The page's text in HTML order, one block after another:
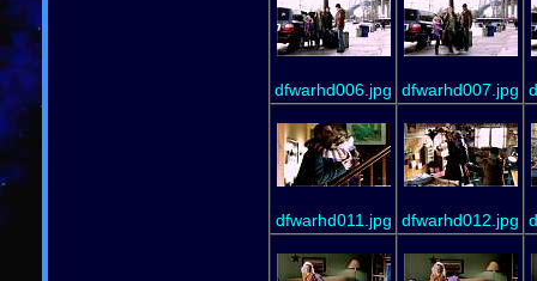
dfwarhd006.jpg dfwarhd007.jpg
dfwarhd011.jpg dfwarhd012.jpg